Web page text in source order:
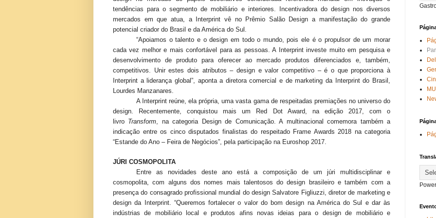
tendências para o segmento de mobiliário e interiores. Incentivadora do design nos diversos
mercados em que atua, a Interprint vê no Prêmio Salão Design a manifestação do grande
potencial criador do Brasil e da América do Sul.
“Apoiamos o talento e o design em todo o mundo, pois ele é o propulsor de um morar
cada vez melhor e mais confortável para as pessoas. A Interprint investe muito em pesquisa e
desenvolvimento de produto para oferecer ao mercado produtos diferenciados e, também,
competitivos. Unir estes dois atributos – design e valor competitivo – é o que proporciona à
Interprint a liderança global”, aponta a diretora comercial e de marketing da Interprint do Brasil,
Lourdes Manzanares.
A Interprint reúne, ela própria, uma vasta gama de respeitadas premiações no universo do
design. Recentemente,conquistou mais um Red Dot Award, na edição 2017, com o
livro Transform , na categoria Design de Comunicação. A multinacional comemora também a
indicação entre os cinco disputados finalistas do respeitado Frame Awards 2018 na categoria
“Estande do Ano – Feira de Negócios”, pela participação na Euroshop 2017.
JÚRI COSMOPOLITA
Entre as novidades deste ano está a composição de um júri multidisciplinar e
cosmopolita, com alguns dos nomes mais talentosos do design brasileiro e também com a
presença do consagrado profissional mundial do design Salvatore Figliuzzi, diretor de marketing e
design da Interprint. “Queremos fortalecer o valor do bom design na América do Sul e dar às
indústrias de mobiliário local e produtos afins novas ideias para o design de mobiliário e